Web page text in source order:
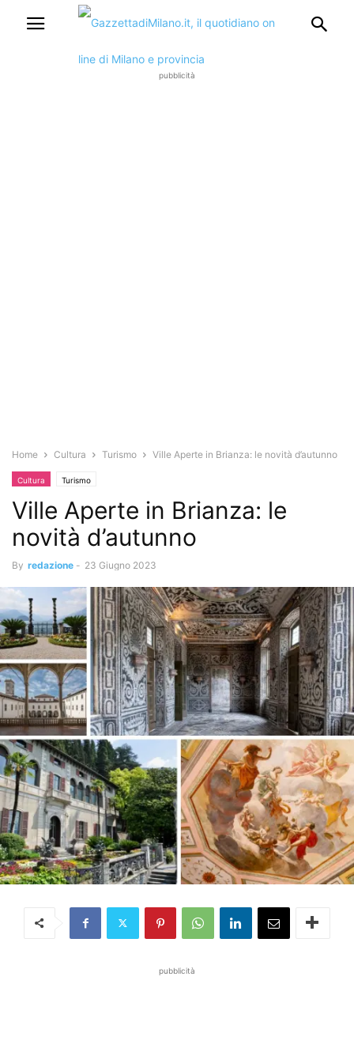
pubblicità
Home Cultura Turismo Ville Aperte in Brianza: le novità d’autunno
Cultura Turismo
Ville Aperte in Brianza: le
novità d’autunno
By redazione - 23 Giugno 2023
pubblicità